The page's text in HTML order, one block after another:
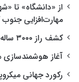
از «دانشگاه» تا
مهارت‌افزایی
کشف راز ۳۰۰۰ ساله آشوریان
آغاز هوشمندسازی
رکورد جهانی